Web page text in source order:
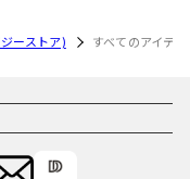
ーストア) すべてのアイテム